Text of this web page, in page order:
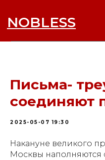
NOBLESS
Письма-
соединяют
2025-05-07 19:30
Накануне великого
Москвы